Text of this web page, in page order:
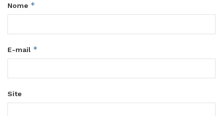
Nome *
E-mail *
Site